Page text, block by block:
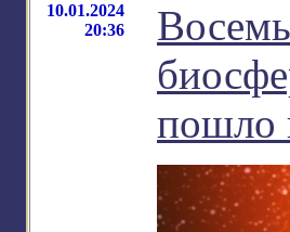
10.01.2024
20:36
пошло